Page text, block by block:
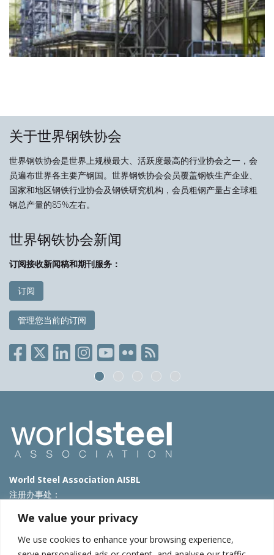
We value your privacy
We use cookies to enhance your browsing experience,
关于世界钢铁协会
世界钢铁协会是世界上规模最大、活跃度最高的行业协会之一，会
员遍布世界各主要产钢国。世界钢铁协会会员覆盖钢铁生产企业、
国家和地区钢铁行业协会及钢铁研究机构，会员粗钢产量占全球粗
钢总产量的85%左右。
世界钢铁协会新闻
订阅接收新闻稿和期刊服务：
订阅
管理您当前的订阅
World Steel Association AISBL
注册办事处：
T: +32 2 702 89 00 – E:steel@worldsteel.org